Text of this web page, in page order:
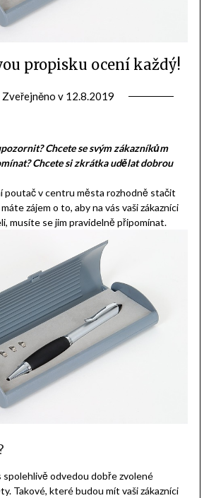
propisku ocení každý!
Zveřejněno v 12.8.2019
Chcete se svým zákazníkům
Chcete si zkrátka udělat dobrou
poutač v centru města rozhodně stačit
zájem o to, aby na vás vaši zákazníci
musíte se jim pravidelně připomínat.
spolehlivě odvedou dobře zvolené
Takové, které budou mít vaši zákazníci